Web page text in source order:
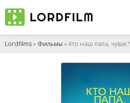
Lordfilms» Фильмы » Кто наш папа, чувак?